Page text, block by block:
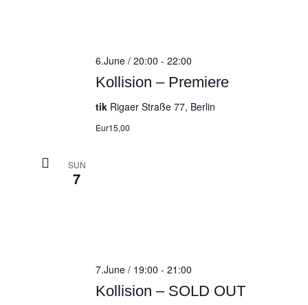
Kollision – Premiere
6.June / 20:00 - 22:00
tik Rigaer Straße 77, Berlin
Eur15,00
SUN
7
Kollision – SOLD OUT
7.June / 19:00 - 21:00